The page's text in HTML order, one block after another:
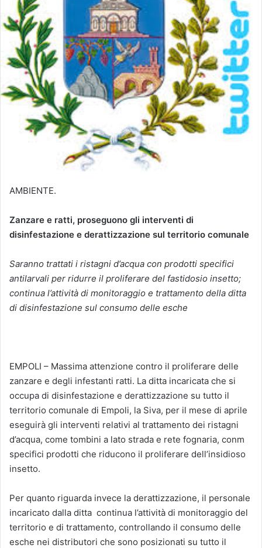
AMBIENTE.
Zanzare e ratti, proseguono gli interventi di
disinfestazione e derattizzazione sul territorio comunale
Saranno trattati i ristagni d’acqua con prodotti specifici
antilarvali per ridurre il proliferare del fastidosio insetto;
continua l’attività di monitoraggio e trattamento della ditta
di disinfestazione sul consumo delle esche
EMPOLI – Massima attenzione contro il proliferare delle
zanzare e degli infestanti ratti. La ditta incaricata che si
occupa di disinfestazione e derattizzazione su tutto il
territorio comunale di Empoli, la Siva, per il mese di aprile
eseguirà gli interventi relativi al trattamento dei ristagni
d’acqua, come tombini a lato strada e rete fognaria, conm
specifici prodotti che riducono il proliferare dell’insidioso
insetto.
Per quanto riguarda invece la derattizzazione, il personale
incaricato dalla ditta continua l’attività di monitoraggio del
territorio e di trattamento, controllando il consumo delle
esche nei distributori che sono posizionati su tutto il